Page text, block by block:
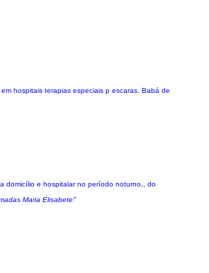
hospitais terapias especiais p escaras. Babá de
domicílio e hospitalar no período noturno,, do
Maria Elisabete"